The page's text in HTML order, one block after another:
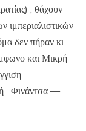
, θάχουν
ιμπεριαλιστικών
δεν πήραν κι
και Μικρή
Φινάντσα —